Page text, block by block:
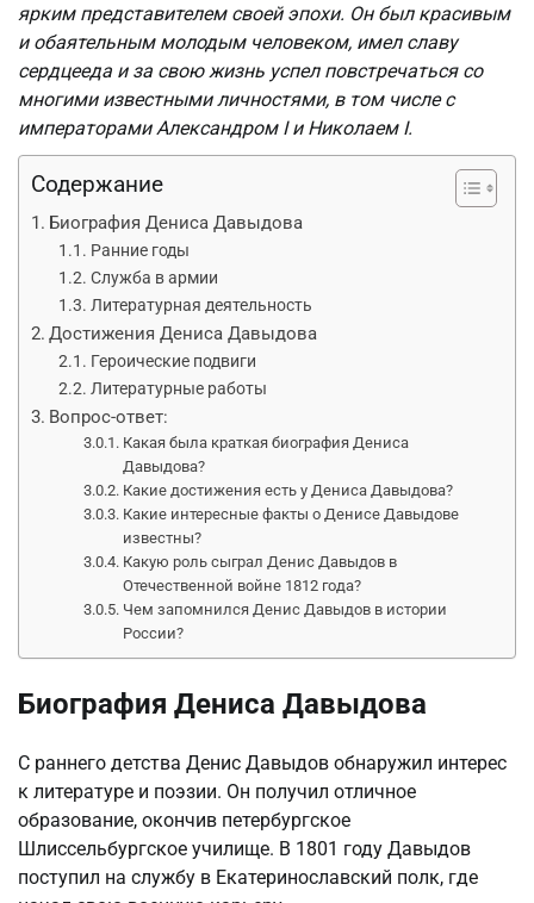
ярким представителем своей эпохи. Он был красивым
и обаятельным молодым человеком, имел славу
сердцееда и за свою жизнь успел повстречаться со
многими известными личностями, в том числе с
императорами Александром I и Николаем I.
Содержание
Биография Дениса Давыдова
Ранние годы
Служба в армии
Литературная деятельность
Достижения Дениса Давыдова
Героические подвиги
Литературные работы
Вопрос-ответ:
Какая была краткая биография Дениса
Давыдова?
Какие достижения есть у Дениса Давыдова?
Какие интересные факты о Денисе Давыдове
известны?
Какую роль сыграл Денис Давыдов в
Отечественной войне 1812 года?
Чем запомнился Денис Давыдов в истории
России?
Биография Дениса Давыдова
С раннего детства Денис Давыдов обнаружил интерес
к литературе и поэзии. Он получил отличное
образование, окончив петербургское
Шлиссельбургское училище. В 1801 году Давыдов
поступил на службу в Екатеринославский полк, где